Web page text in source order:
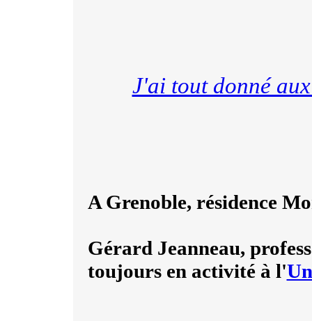
J'ai tout donné
A Grenoble, résidence
Gérard Jeanneau,
toujours en activité à l'